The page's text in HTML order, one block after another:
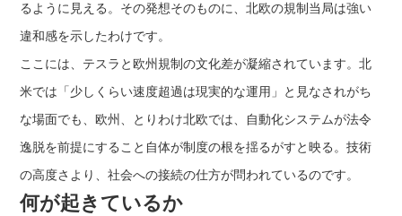
るように見える。その発想そのものに、北欧の規制当局は強い
違和感を示したわけです。
ここには、テスラと欧州規制の文化差が凝縮されています。北
米では「少しくらい速度超過は現実的な運用」と見なされがち
な場面でも、欧州、とりわけ北欧では、自動化システムが法令
逸脱を前提にすること自体が制度の根を揺るがすと映る。技術
の高度さより、社会への接続の仕方が問われているのです。
何が起きているか